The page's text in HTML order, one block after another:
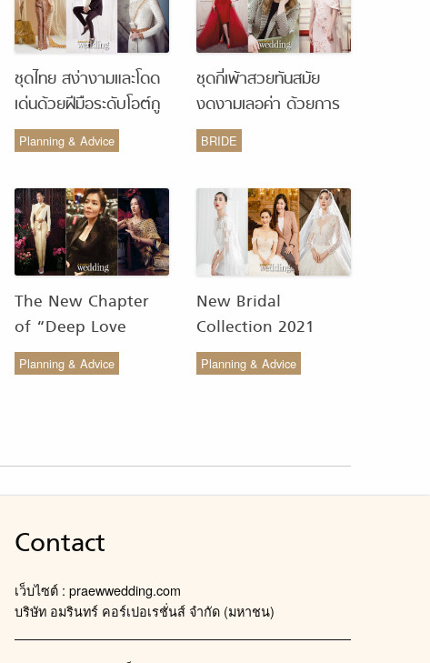
ชุดไทย สง่างามและโดด
เด่นด้วยฝีมือระดับโอต์กู
ตูร์ จากห้องเสื้อ Vanus
Couture
Planning & Advice
ชุดกี่เพ้าสวยทันสมัย
งดงามเลอค่า ด้วยการ
รังสรรค์จากห้องเสื้อ
Monique Wedding
BRIDE
The New Chapter
of “Deep Love
Wedding Studio” :
รังสรรค์ผ้าทอของไทยให้
Planning & Advice
New Bridal
Collection 2021
from COCO CHIC
สวย เรียบง่าย สไตล์มินิ
Planning & Advice
Contact
เว็บไซต์ : praewwedding.com
บริษัท อมรินทร์ คอร์เปอเรชั่นส์ จำกัด (มหาชน)